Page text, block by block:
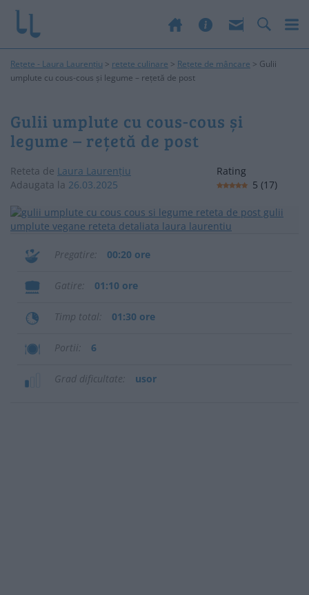
Rețete - Laura Laurențiu > retete culinare > Rețete de mâncare > Gulii
umplute cu cous-cous și legume – rețetă de post
Gulii umplute cu cous-cous și
legume – rețetă de post
Reteta de Laura Laurențiu
Adaugata la 26.03.2025
Rating
5 (17)
Pregatire 00:20 ore
Gatire 01:10 ore
Timp total 01:30 ore
Portii 6
Grad dificultate usor